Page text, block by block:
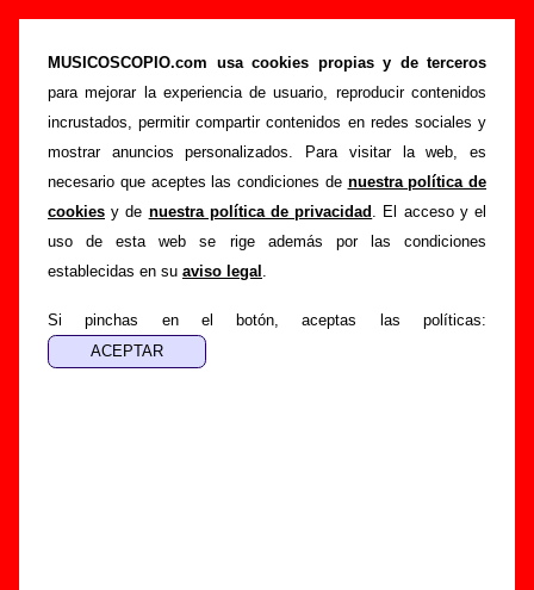
MUSICOSCOPIO.com usa cookies propias y de terceros
para mejorar la experiencia de usuario, reproducir contenidos
incrustados, permitir compartir contenidos en redes sociales y
mostrar anuncios personalizados. Para visitar la web, es
necesario que aceptes las condiciones de nuestra política de
cookies y de nuestra política de privacidad . El acceso y el
uso de esta web se rige además por las condiciones
establecidas en su aviso legal .
Si pinchas en el botón, aceptas las políticas:
“Hoy no sale el sol”, canción de Joe
Crepúsculo (Letra e información)
Portada >Joe Crepúsculo >Canciones >Hoy no sale el sol
Esta página pretende recopilar todo tipo de información
sobre lacanción "Hoy no sale el sol" interpretada por
Crepúsculo. Además de su letra, también aparecerá
información sobre el autor o los autores, sobre los discos en
los que está incluido este tema, sobre la grabación del
encuentras errores o tienes información adicional, puedes
ayudar a
completar esta información